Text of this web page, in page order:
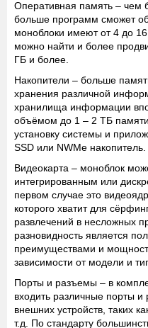
Оперативная память – чем
больше программ сможет
моноблоки имеют от 4 до
можно найти и более
ГБ и более.
Накопители – больше
хранения различной
хранилища информации
объёмом до 1 – 2 ТБ
установку системы и
SSD или NWMe накопитель.
Видеокарта – моноблок
интегрированным или
первом случае это
которого хватит для
развлечений в несложных
разновидность является
преимуществами и
зависимости от модели и
Порты и разъемы – в
входить различные порты
внешних устройств, таких
т.д. По стандарту